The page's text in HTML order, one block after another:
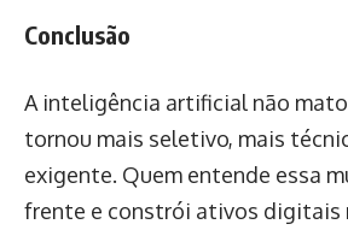
Conclusão
A inteligência artificial não
tornou mais seletivo, mais
exigente. Quem entende essa
frente e constrói ativos digitais